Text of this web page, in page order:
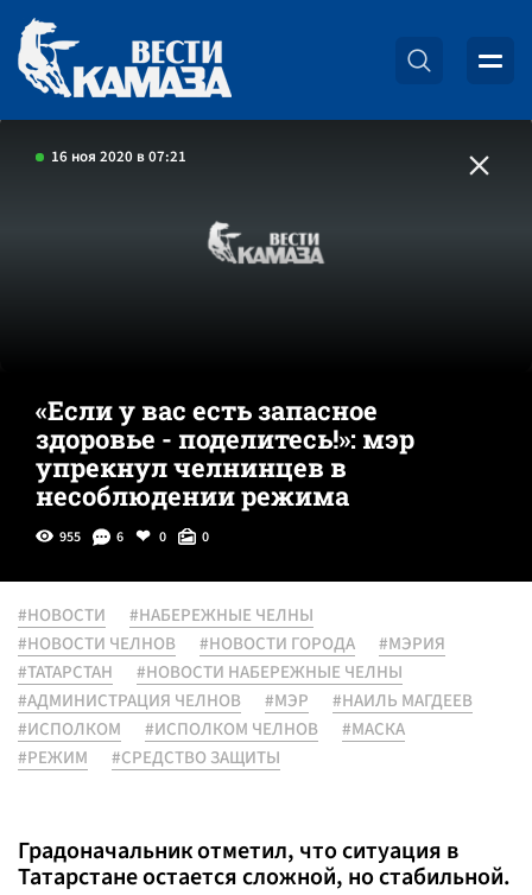
16 ноя 2020 в 07:21
«Если у вас есть запасное
здоровье - поделитесь!»: мэр
упрекнул челнинцев в
несоблюдении режима
955 6 0 0
#НОВОСТИ
#НАБЕРЕЖНЫЕ ЧЕЛНЫ
#НОВОСТИ ЧЕЛНОВ
#НОВОСТИ ГОРОДА
#МЭРИЯ
#ТАТАРСТАН
#НОВОСТИ НАБЕРЕЖНЫЕ ЧЕЛНЫ
#АДМИНИСТРАЦИЯ ЧЕЛНОВ
#МЭР
#НАИЛЬ МАГДЕЕВ
#ИСПОЛКОМ
#ИСПОЛКОМ ЧЕЛНОВ
#МАСКА
#РЕЖИМ
#СРЕДСТВО ЗАЩИТЫ
Градоначальник отметил, что ситуация в
Татарстане остается сложной, но стабильной.